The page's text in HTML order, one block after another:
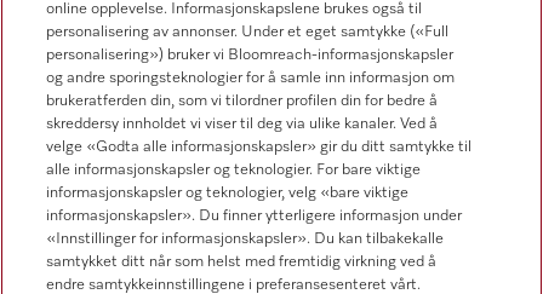
Forhandlersøk
Følg Miele Professional
online opplevelse. Informasjonskapslene brukes også til
personalisering av annonser. Under et eget samtykke («Full
personalisering») bruker vi Bloomreach-informasjonskapsler
og andre sporingsteknologier for å samle inn informasjon om
brukeratferden din, som vi tilordner profilen din for bedre å
skreddersy innholdet vi viser til deg via ulike kanaler. Ved å
velge «Godta alle informasjonskapsler» gir du ditt samtykke til
alle informasjonskapsler og teknologier. For bare viktige
informasjonskapsler og teknologier, velg «bare viktige
informasjonskapsler». Du finner ytterligere informasjon under
«Innstillinger for informasjonskapsler». Du kan tilbakekalle
samtykket ditt når som helst med fremtidig virkning ved å
endre samtykkeinnstillingene i preferansesenteret vårt.